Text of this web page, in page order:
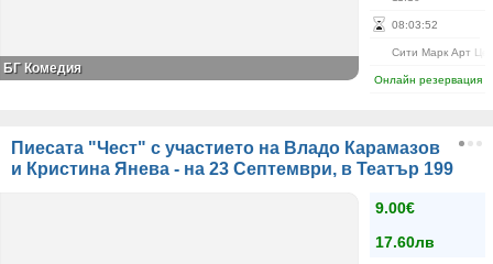
08:03:52
Сити Марк Арт
Онлайн резервация
БГ Комедия
Пиесата "Чест" с участието на Владо Карамазов
и Кристина Янева - на 23 Септември, в Театър 199
9.00€
17.60лв